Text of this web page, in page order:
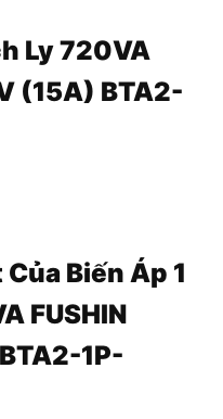
Ly 720VA
(15A) BTA2-
Biến Áp 1
FUSHIN
1P-